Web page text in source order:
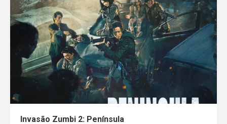
Invasão Zumbi 2: Península